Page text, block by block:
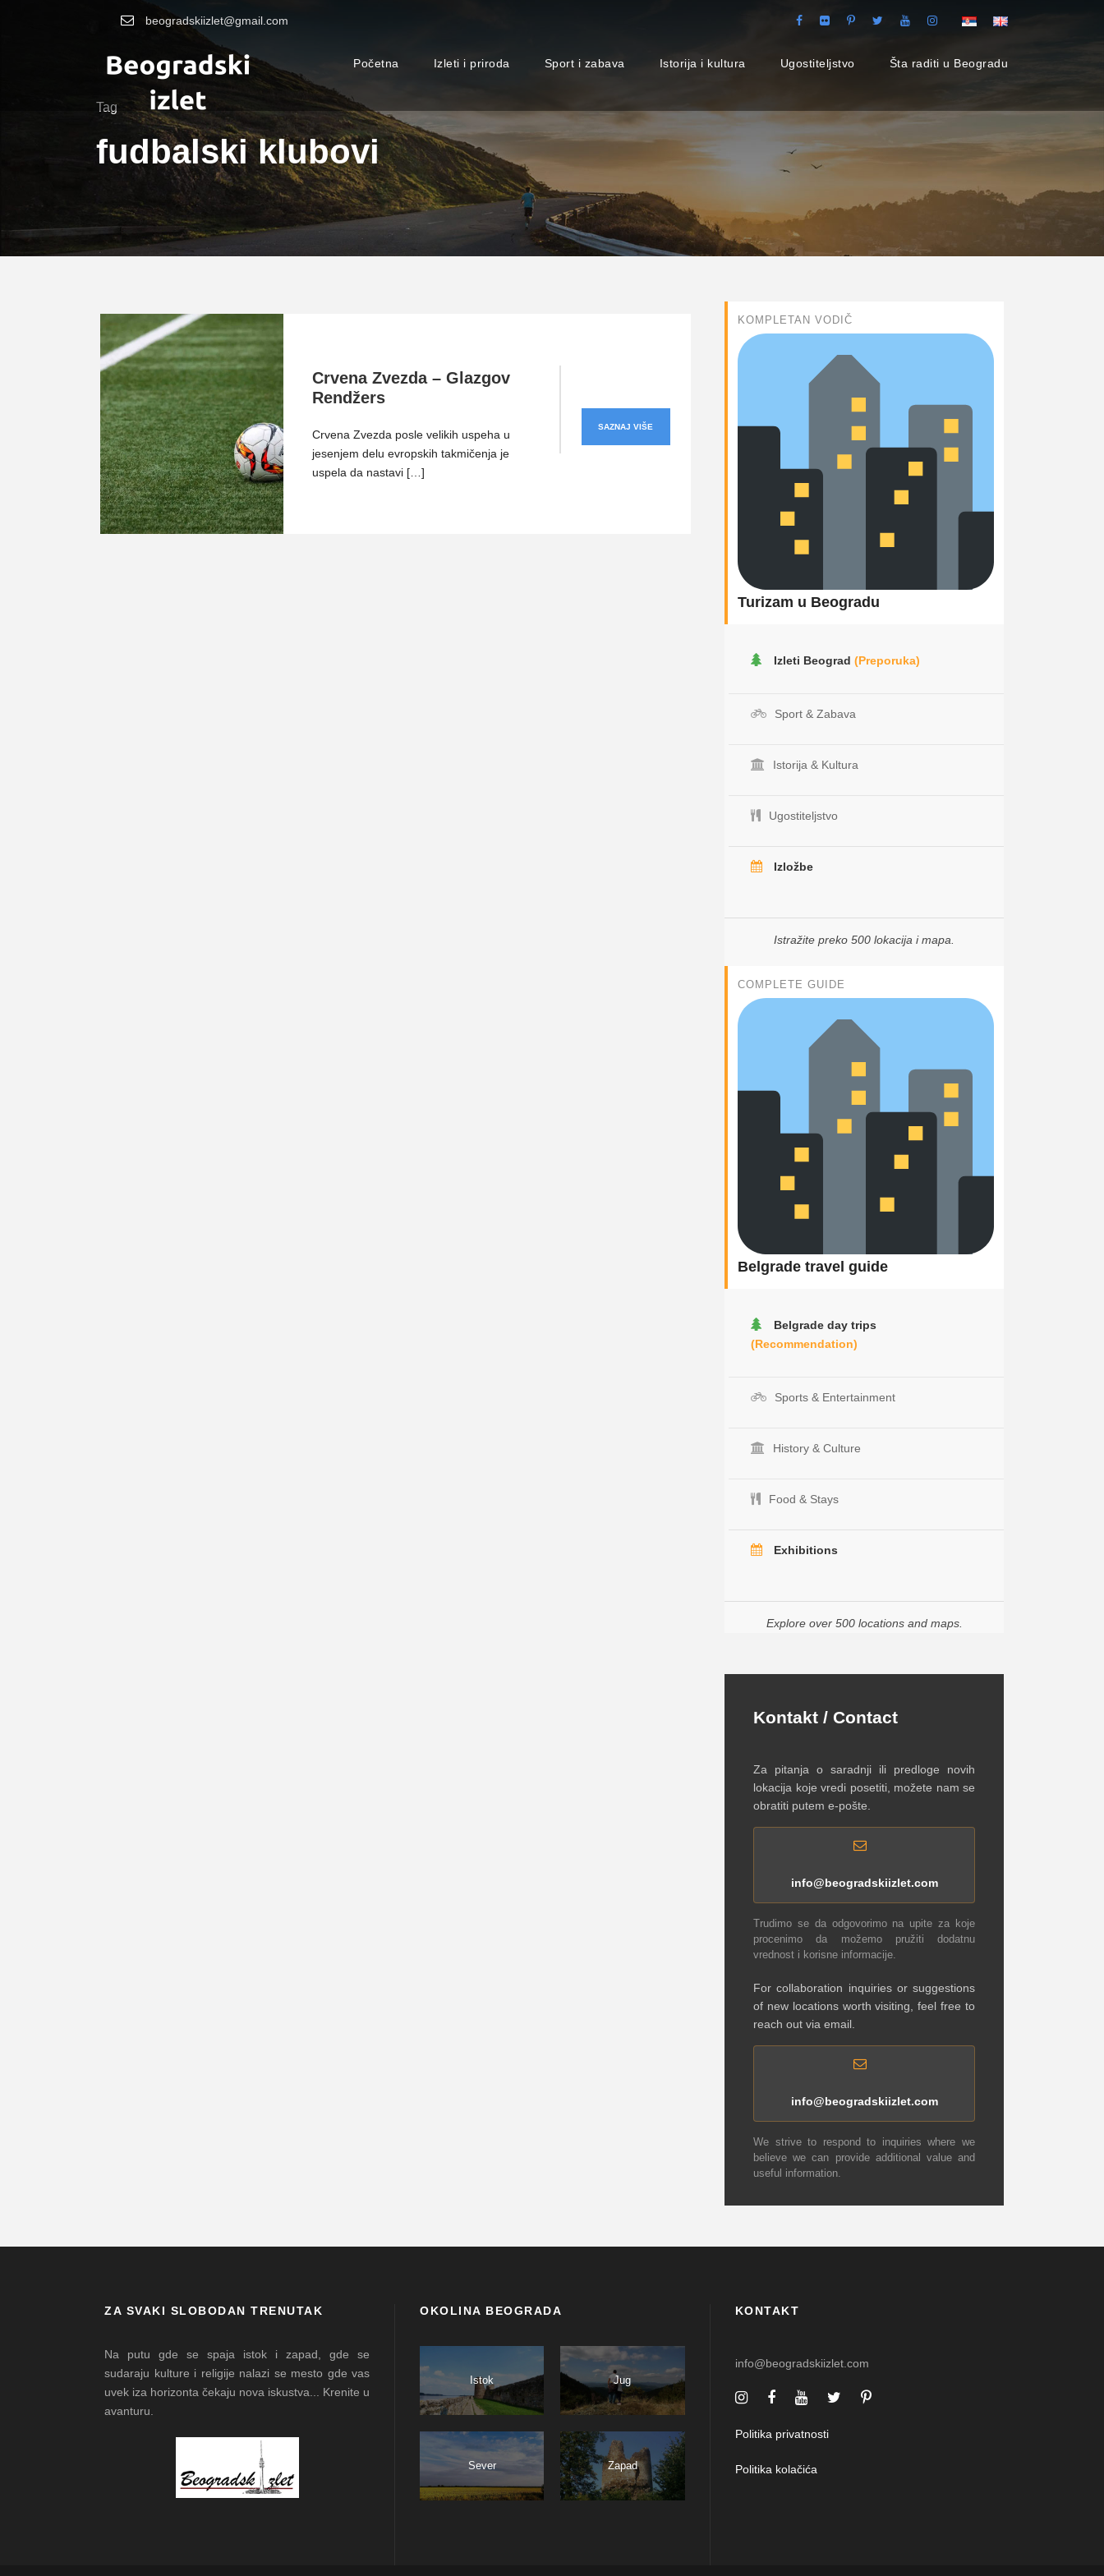
beogradskiizlet@gmail.com
Početna Izleti i priroda Sport i zabava Istorija i kultura Ugostiteljstvo Šta raditi u Beogradu
Tag
fudbalski klubovi
Crvena Zvezda – Glazgov
Rendžers
Crvena Zvezda posle velikih uspeha u
jesenjem delu evropskih takmičenja je
uspela da nastavi […]
SAZNAJ VIŠE
KOMPLETAN VODIČ
Turizam u Beogradu
Izleti Beograd (Preporuka)
Sport & Zabava
Istorija & Kultura
Ugostiteljstvo
Izložbe
Istražite preko 500 lokacija i mapa.
COMPLETE GUIDE
Belgrade travel guide
Belgrade day trips
(Recommendation)
Sports & Entertainment
History & Culture
Food & Stays
Exhibitions
Explore over 500 locations and maps.
Kontakt / Contact
Za pitanja o saradnji ili predloge novih
lokacija koje vredi posetiti, možete nam se
obratiti putem e-pošte.
info@beogradskiizlet.com
Trudimo se da odgovorimo na upite za koje
procenimo da možemo pružiti dodatnu
vrednost i korisne informacije.
For collaboration inquiries or suggestions
of new locations worth visiting, feel free to
reach out via email.
info@beogradskiizlet.com
We strive to respond to inquiries where we
believe we can provide additional value and
useful information.
ZA SVAKI SLOBODAN TRENUTAK
Na putu gde se spaja istok i zapad, gde se
sudaraju kulture i religije nalazi se mesto gde vas
uvek iza horizonta čekaju nova iskustva... Krenite u
avanturu.
OKOLINA BEOGRADA
Istok Jug
Sever Zapad
KONTAKT
info@beogradskiizlet.com
Politika privatnosti
Politika kolačića